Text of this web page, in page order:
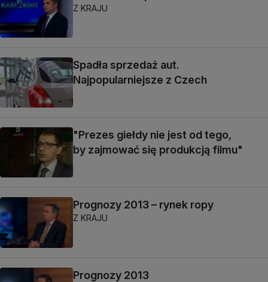
Z KRAJU
Spadła sprzedaż aut.
Najpopularniejsze z Czech
"Prezes giełdy nie jest od tego,
by zajmować się produkcją filmu"
Prognozy 2013 – rynek ropy
Z KRAJU
Prognozy 2013